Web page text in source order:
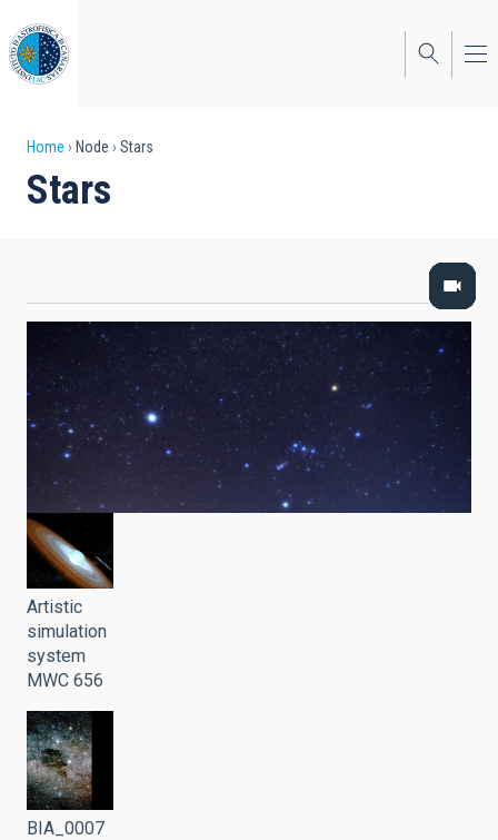
to
main
content
Breadcrumb
Home Node Stars
Stars
Artistic
simulation
system
MWC 656
BIA_0007